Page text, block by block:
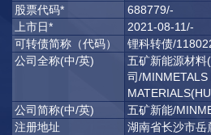
股票代码*
688779/-
上市日*
2021-08-11/-
可转债简称（代码）
锂科转债/
公司全称(中/英)
五矿新能源材料
司/MINMETALS
公司简称(中/英)
五矿新能/
注册地址
湖南省长沙市岳